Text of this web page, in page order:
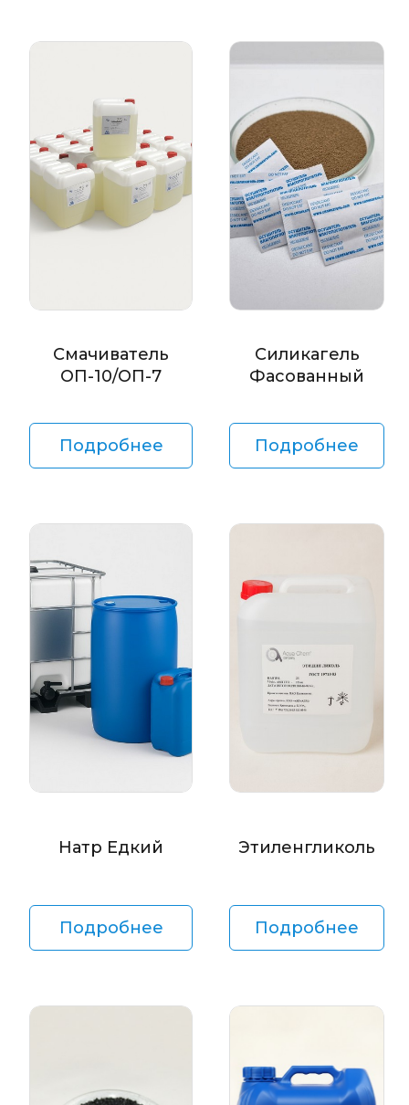
Смачиватель
ОП-10/ОП-7
Подробнее
Силикагель
Фасованный
Подробнее
Натр Едкий
Подробнее
Этиленгликоль
Подробнее